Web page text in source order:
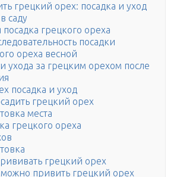
грецкий орех: посадка и уход
саду
грецкого ореха
посадки
ореха весной
ухода за грецким орехом после
посадка и уход
грецкий орех
места
грецкого ореха
грецкий орех
можно привить грецкий орех